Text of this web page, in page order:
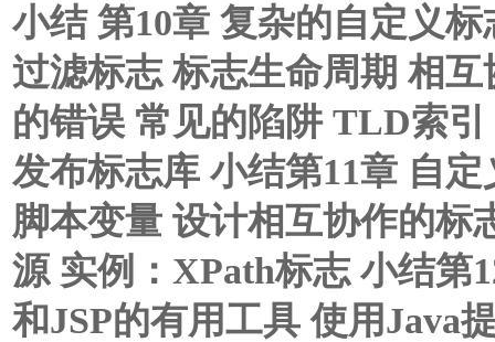
小结 第10章 复杂的自定义
过滤标志 标志生命周期 相
的错误 常见的陷阱 TLD索
发布标志库 小结第11章 自
脚本变量 设计相互协作的标
源 实例：XPath标志 小结
和JSP的有用工具 使用Java